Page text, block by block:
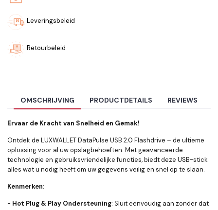
Leveringsbeleid
Retourbeleid
OMSCHRIJVING PRODUCTDETAILS REVIEWS
Ervaar de Kracht van Snelheid en Gemak!
Ontdek de LUXWALLET DataPulse USB 2.0 Flashdrive – de ultieme
oplossing voor al uw opslagbehoeften. Met geavanceerde
technologie en gebruiksvriendelijke functies, biedt deze USB-stick
alles wat u nodig heeft om uw gegevens veilig en snel op te slaan.
Kenmerken:
- Hot Plug & Play Ondersteuning: Sluit eenvoudig aan zonder dat